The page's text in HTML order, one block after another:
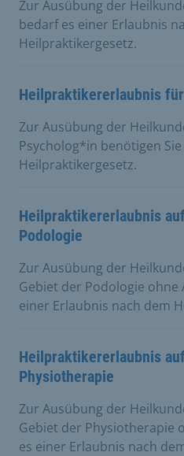
Zur Ausübung der
bedarf es einer Erlaubnis
Heilpraktikergesetz.
Heilpraktikererlaubnis
Zur Ausübung der
Psycholog*in benötigen
Heilpraktikergesetz.
Heilpraktikererlaubnis
Podologie
Zur Ausübung der
Gebiet der Podologie
einer Erlaubnis nach dem
Heilpraktikererlaubnis
Physiotherapie
Zur Ausübung der
Gebiet der Physiotherapie
es einer Erlaubnis nach